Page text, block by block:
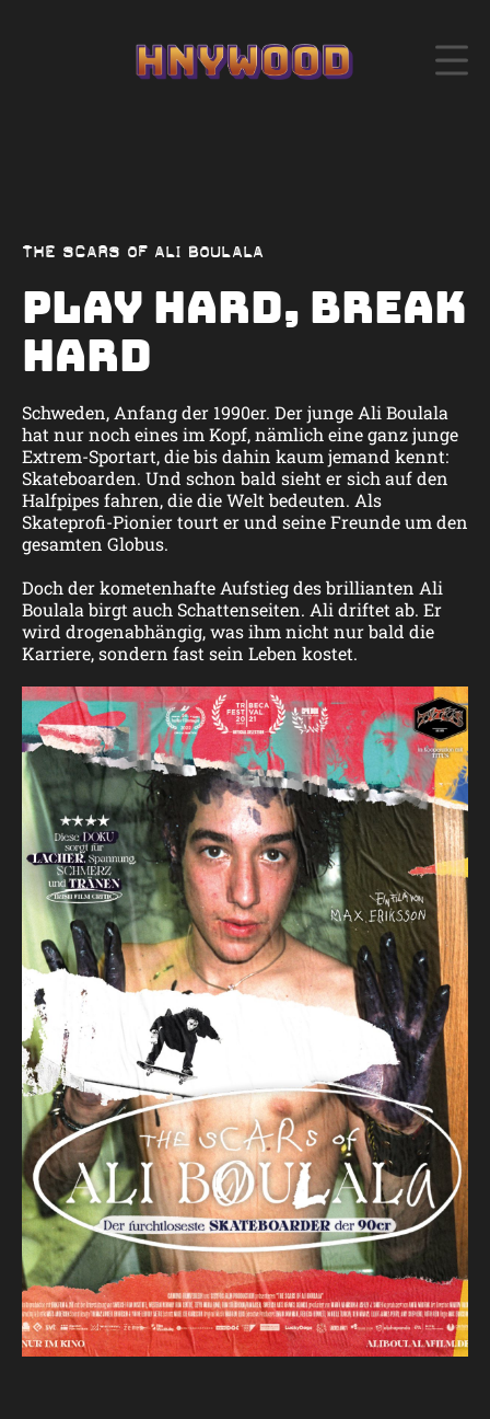
THE SCARS OF ALI BOULALA
Play hard, break
hard
Schweden, Anfang der 1990er. Der junge Ali Boulala
hat nur noch eines im Kopf, nämlich eine ganz junge
Extrem-Sportart, die bis dahin kaum jemand kennt:
Skateboarden. Und schon bald sieht er sich auf den
Halfpipes fahren, die die Welt bedeuten. Als
Skateprofi-Pionier tourt er und seine Freunde um den
gesamten Globus.
Doch der kometenhafte Aufstieg des brillianten Ali
Boulala birgt auch Schattenseiten. Ali driftet ab. Er
wird drogenabhängig, was ihm nicht nur bald die
Karriere, sondern fast sein Leben kostet.